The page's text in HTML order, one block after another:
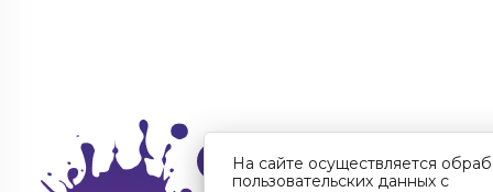
На сайте осуществляется
пользовательских данных с